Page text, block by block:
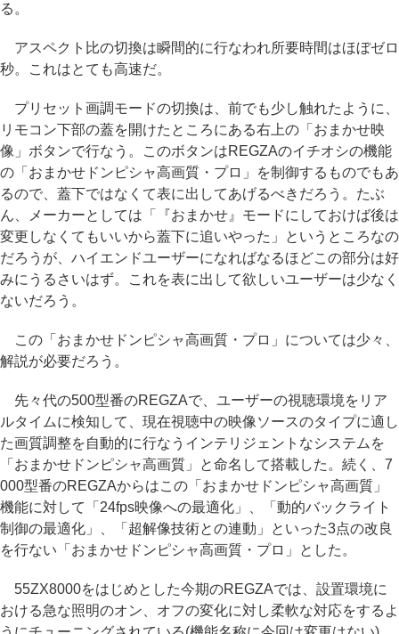
る。
アスペクト比の切換は瞬間的に行なわれ所要時間はほぼゼロ
秒。これはとても高速だ。
プリセット画調モードの切換は、前でも少し触れたように、
リモコン下部の蓋を開けたところにある右上の「おまかせ映
像」ボタンで行なう。このボタンはREGZAのイチオシの機能
の「おまかせドンピシャ高画質・プロ」を制御するものでもあ
るので、蓋下ではなくて表に出してあげるべきだろう。たぶ
ん、メーカーとしては「『おまかせ』モードにしておけば後は
変更しなくてもいいから蓋下に追いやった」というところなの
だろうが、ハイエンドユーザーになればなるほどこの部分は好
みにうるさいはず。これを表に出して欲しいユーザーは少なく
ないだろう。
この「おまかせドンピシャ高画質・プロ」については少々、
解説が必要だろう。
先々代の500型番のREGZAで、ユーザーの視聴環境をリア
ルタイムに検知して、現在視聴中の映像ソースのタイプに適し
た画質調整を自動的に行なうインテリジェントなシステムを
「おまかせドンピシャ高画質」と命名して搭載した。続く、7
000型番のREGZAからはこの「おまかせドンピシャ高画質」
機能に対して「24fps映像への最適化」、「動的バックライト
制御の最適化」、「超解像技術との連動」といった3点の改良
を行ない「おまかせドンピシャ高画質・プロ」とした。
55ZX8000をはじめとした今期のREGZAでは、設置環境に
おける急な照明のオン、オフの変化に対し柔軟な対応をするよ